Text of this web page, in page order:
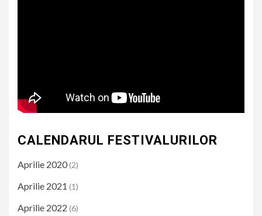
CALENDARUL FESTIVALURILOR
Aprilie 2020(2)
Aprilie 2021 (1)
Aprilie 2022 (6)